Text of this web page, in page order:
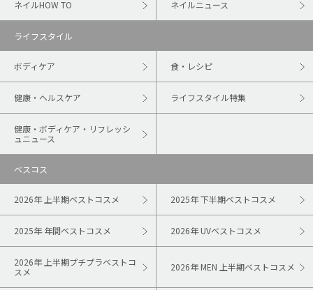
ネイルHOW TO ネイルニュース
ライフスタイル
ボディケア 食・レシピ
健康・ヘルスケア ライフスタイル特集
健康・ボディケア・リフレッシ
ュニュース
ベスコス
2026年 上半期ベストコスメ 2025年 下半期ベストコスメ
2025年 年間ベストコスメ 2026年 UVベストコスメ
2026年 上半期プチプラベストコ
スメ
2026年 MEN 上半期ベストコスメ